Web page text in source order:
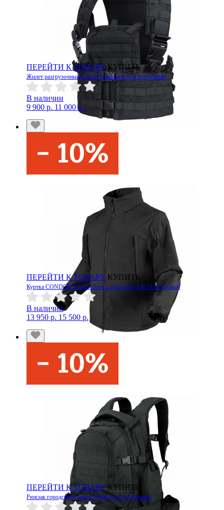
ПЕРЕЙТИ К ТОВАРУ КУПИТЬ
Жилет разгрузочный Condor Modular Chest Set Черный
В наличии
9 900 р. 11 000 р.
ПЕРЕЙТИ К ТОВАРУ КУПИТЬ
Куртка CONDOR Summit Zero Lightweight Soft Shell Черный
В наличии
13 950 р. 15 500 р.
ПЕРЕЙТИ К ТОВАРУ КУПИТЬ
Рюкзак городской Condor Urban Go Pack Черный